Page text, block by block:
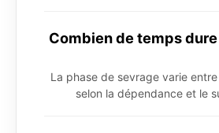
Combien de temps
La phase de sevrage varie
selon la dépendance et le